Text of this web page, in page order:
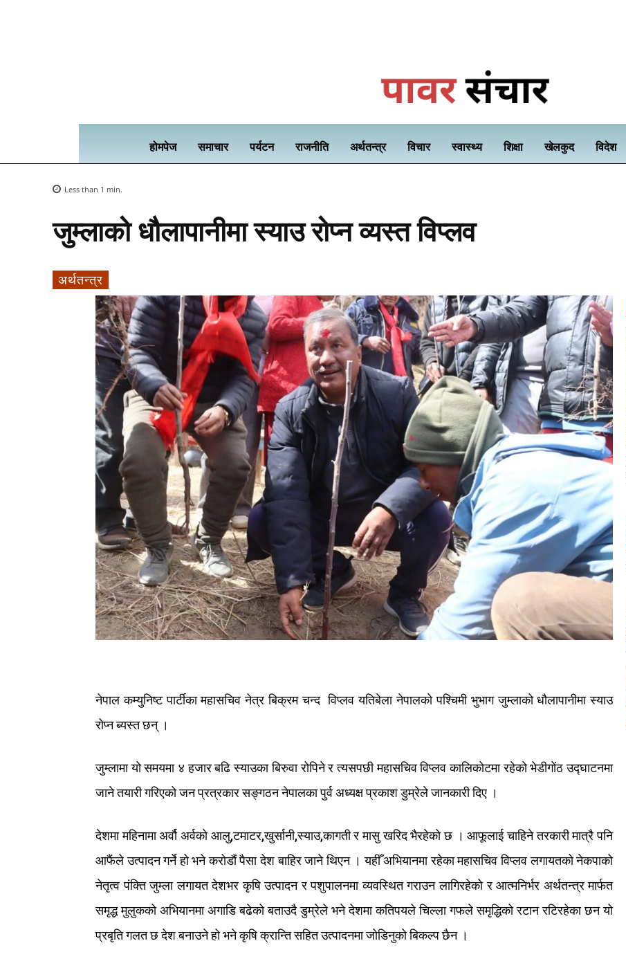
होमपेज समाचार पर्यटन राजनीति अर्थतन्त्र विचार स्वास्थ्य शिक्षा खेलकुद विदेश
Less than 1 min.
जुम्लाको धौलापानीमा स्याउ रोप्न व्यस्त विप्लव
अर्थतन्त्र
नेपाल कम्युनिष्ट पार्टीका महासचिव नेत्र बिक्रम चन्द विप्लव यतिबेला नेपालको पश्चिमी भुभाग जुम्लाको धौलापानीमा स्याउ
रोप्नब्यस्तछन् ।
जुम्लामा यो समयमा ४ हजार बढि स्याउका बिरुवा रोपिने र त्यसपछी महासचिव विप्लव कालिकोटमा रहेको भेडीगोंठउद्घाटनमा
जानेतयारीगरिएकोजनप्रत्रकारसङ्गठननेपालकापुर्वअध्यक्षप्रकाशडुम्रेलेजानकारीदिए ।
देशमा महिनामाअर्वौ अर्वकोआलु,टमाटर,खुर्सानी,स्याउ,कागती र मासु खरिदभैरहेको छ । आफूलाई चाहिने तरकारी मात्रै पनि
आफैंले उत्पादन गर्ने हो भने करोडौंपैसा देश बाहिर जाने थिएन । यहीँ अभियानमा रहेका महासचिव विप्लव लगायतको नेकपाको
नेतृत्व पंक्ति जुम्ला लगायत देशभर कृषिउत्पादन र पशुपालनमा व्यवस्थित गराउन लागिरहेको र आत्मनिर्भर अर्थतन्त्र मार्फत
समृद्ध मुलुकको अभियानमा अगाडि बढेको बताउदैडुम्रेले भने देशमा कतिपयले चिल्ला गफले समृद्धिको रटान रटिरहेका छन यो
प्रबृतिगलतछदेशबनाउनेहोभनेकृषिक्रान्तिसहितउत्पादनमाजोडिनुकोबिकल्पछैन ।